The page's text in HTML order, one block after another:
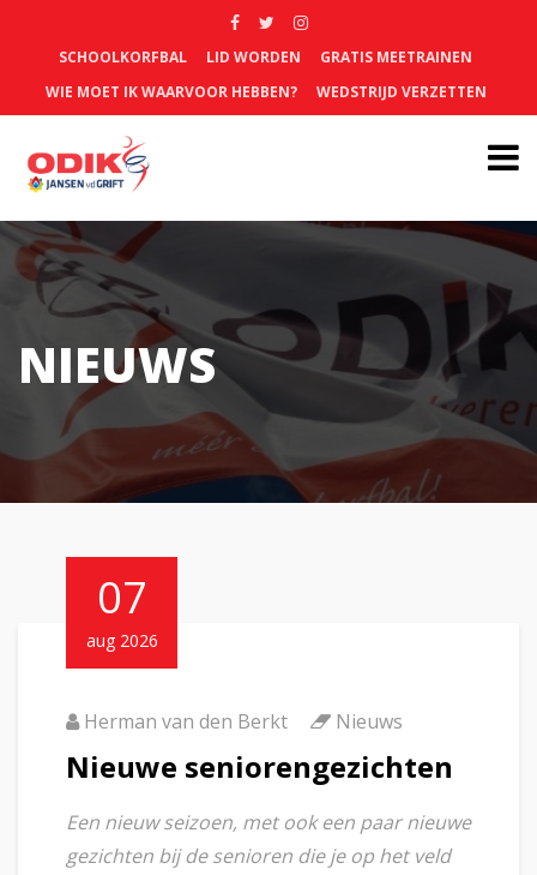
SCHOOLKORFBAL LID WORDEN
GRATIS MEETRAINEN
WIE MOET IK WAARVOOR HEBBEN?
WEDSTRIJD VERZETTEN
NIEUWS
07
aug 2026
Herman van den Berkt Nieuws
Nieuwe seniorengezichten
Een nieuw seizoen, met ook een paar nieuwe
gezichten bij de senioren die je op het veld